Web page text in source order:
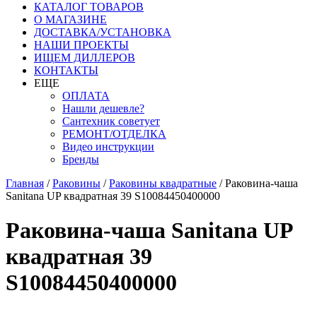
КАТАЛОГ ТОВАРОВ
О МАГАЗИНЕ
ДОСТАВКА/УСТАНОВКА
НАШИ ПРОЕКТЫ
ИЩЕМ ДИЛЛЕРОВ
КОНТАКТЫ
ЕЩЕ
ОПЛАТА
Нашли дешевле?
Сантехник советует
РЕМОНТ/ОТДЕЛКА
Видео инструкции
Бренды
Главная /Раковины /Раковины квадратные /Раковина-чаша
Sanitana UP квадратная 39 S10084450400000
Раковина-чаша Sanitana UP
квадратная 39
S10084450400000